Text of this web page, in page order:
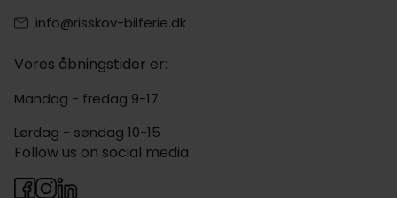
info@risskov-bilferie.dk
Vores åbningstider er:
Mandag - fredag 9-17
Lørdag - søndag 10-15
Follow us on social media